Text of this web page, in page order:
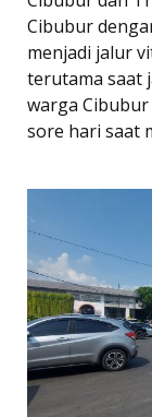
Cibubur
menjadi jalur
terutama saat
warga
sore hari saat